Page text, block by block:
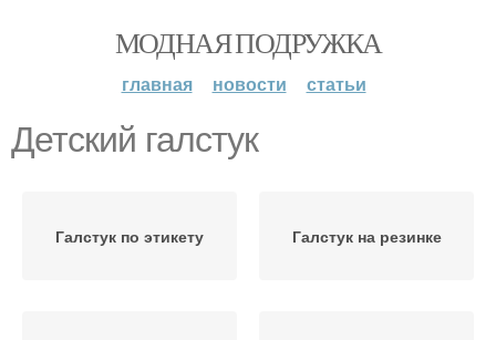
МОДНАЯ ПОДРУЖКА
главная новости статьи
Детский галстук
Галстук по этикету Галстук на резинке